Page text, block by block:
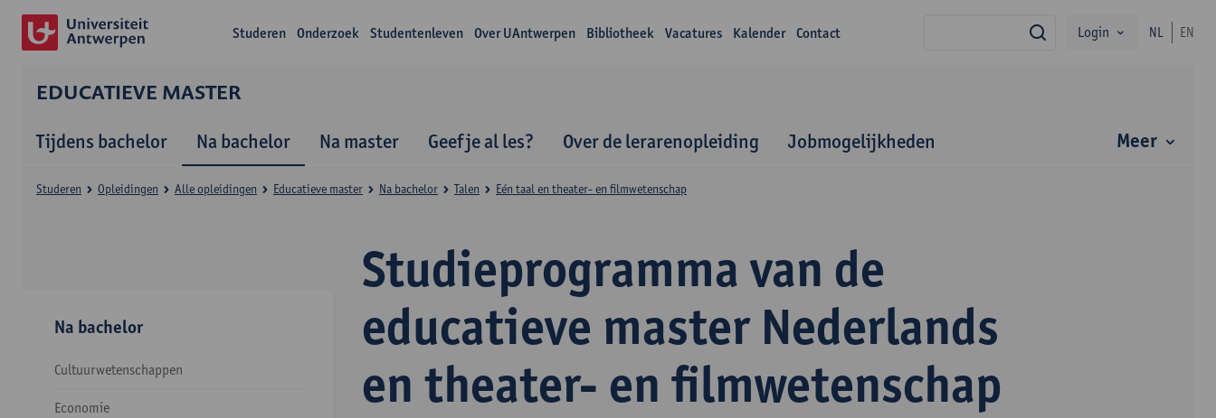
Studeren Onderzoek Studentenleven Over UAntwerpen Bibliotheek Vacatures Kalender Contact zoekLogin NL EN
EDUCATIEVE MASTER
Tijdens bachelor Na bachelor Na master Geef je al les? Over de lerarenopleiding Jobmogelijkheden Meer
Studieprogramma van de
educatieve master Nederlands
en theater- en filmwetenschap
Studeren Opleidingen Alle opleidingen Educatieve master Na bachelor Talen Eén taal en theater- en filmwetenschap
Na bachelor
Cultuurwetenschappen
Economie